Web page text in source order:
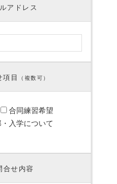
アドレス
項目 （複数可）
合同練習希望
・入学について
合せ内容